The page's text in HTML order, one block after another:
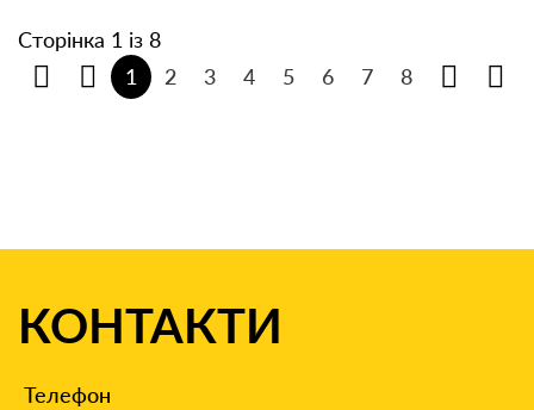
Сторінка 1 із 8
1
2 3 4 5 6 7 8
КОНТАКТИ
Телефон